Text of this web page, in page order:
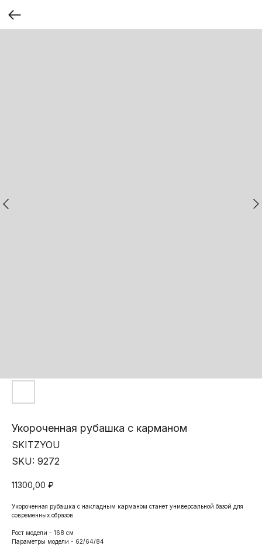
Укороченная рубашка с карманом
SKITZYOU
SKU: 9272
11300,00 ₽
Укороченная рубашка с накладным карманом станет универсальной базой для
современных образов
Рост модели - 168 см
Параметры модели - 62/64/84